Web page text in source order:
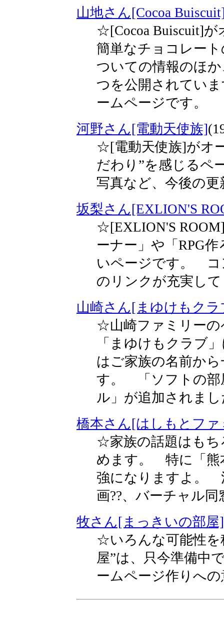
山地さん[Cocoa
☆[Cocoa Buiscuit]
簡単なチョコレー
ついての情報のほ
つを公開されてい
ームページです。
河野さん[電動天使族]
☆[電動天使族]がオ
だわり”を感じるペ
写真など、今後の
坂梨さん[EXLION'S
☆[EXLION'S
ーナー」や「RPG
いページです。 コ
のリンクが充実し
山崎さん[まゆけもクラ
☆山崎ファミリーの
「まゆけもクラブ
はご家族の名前か
す。 「ソフトの部
ル」が追加されま
橋本さん[はしもとファ
☆家族の話題はもち
めます。 特に「熊
強になりますよ。
画??、バーチャル
牧さん[まっきいの部屋]
☆いろんな可能性
屋”は、只今準備中
ームページ作りへ